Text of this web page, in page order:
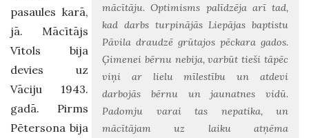
mācītāju. Optimisms palīdzēja arī tad,
kad darbs turpinājās Liepājas baptistu
Pāvila draudzē grūtajos pēckara gados.
Ģimenei bērnu nebija, varbūt tieši tāpēc
viņi ar lielu mīlestību un atdevi
darbojās bērnu un jaunatnes vidū.
Padomju varai tas nepatika, un
mācītājam uz laiku atņēma
pasaules karā,
jā. Mācītājs
Vītols bija
devies uz
Vāciju 1943.
gadā. Pirms
Pētersona bija